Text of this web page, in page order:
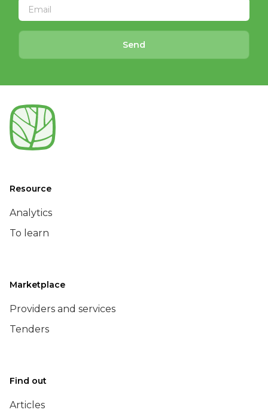
Send
Resource
Analytics
To learn
Marketplace
Providers and services
Tenders
Find out
Articles